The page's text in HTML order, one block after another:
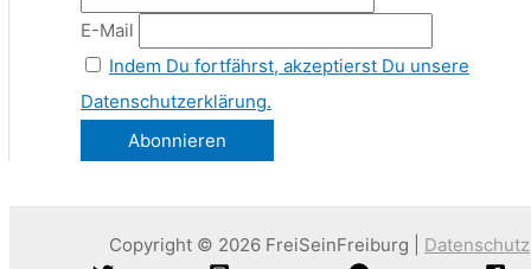
E-Mail
Indem Du fortfährst, akzeptierst Du unsere
Datenschutzerklärung.
Copyright © 2026 FreiSeinFreiburg | Datenschutz